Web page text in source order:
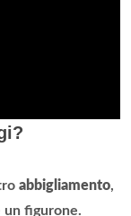
abbigliamento,
un figurone.